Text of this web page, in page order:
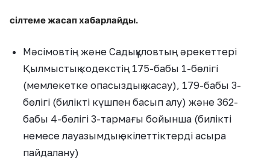
сілтеме жасап хабарлайды.
Мәсімовтің және Садықұловтың әрекеттері
Қылмыстық кодекстің 175-бабы 1-бөлігі
(мемлекетке опасыздық жасау), 179-бабы 3-
бөлігі (билікті күшпен басып алу) және 362-
бабы 4-бөлігі 3-тармағы бойынша (билікті
немесе лауазымдық өкілеттіктерді асыра
пайдалану)